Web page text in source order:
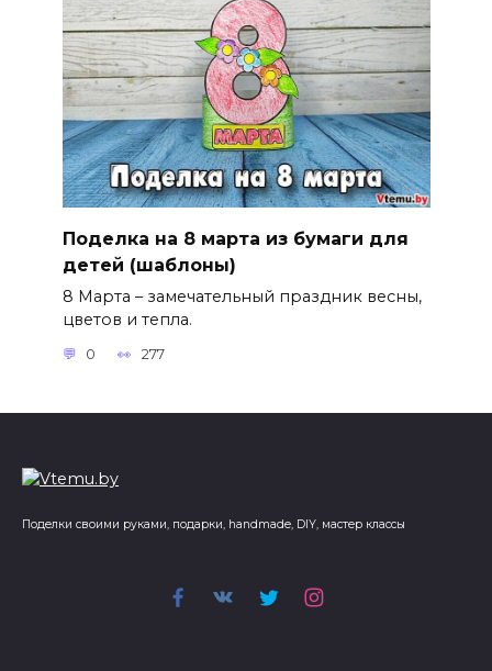
Поделка на 8 марта из бумаги для
детей (шаблоны)
8 Марта – замечательный праздник весны,
цветов и тепла.
0 277
Поделки своими руками, подарки, handmade, DIY, мастер классы